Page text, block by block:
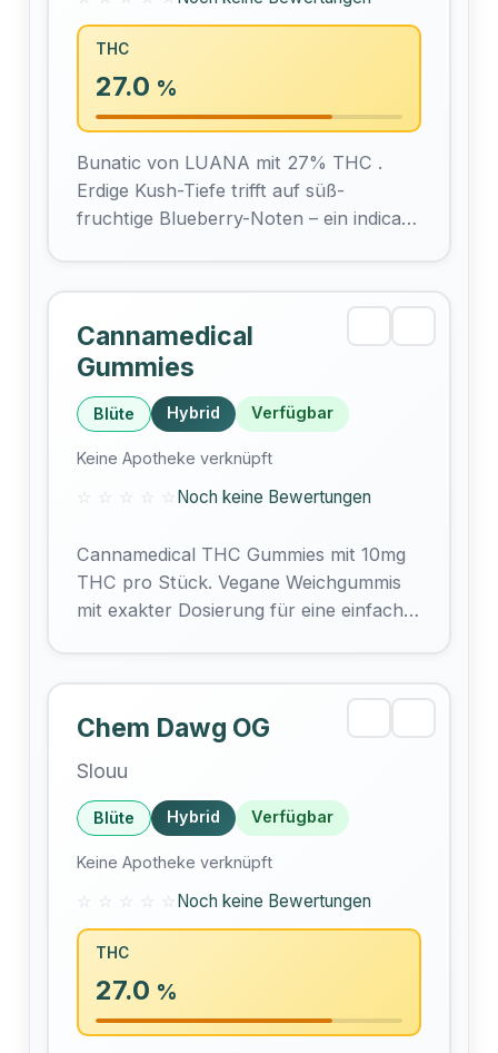
THC
27.0 %
Bunatic von LUANA mit 27% THC .
Erdige Kush-Tiefe trifft auf süß-
fruchtige Blueberry-Noten – ein indica-
Cannamedical
Gummies
Blüte Hybrid Verfügbar
Keine Apotheke verknüpft
☆ ☆ ☆ ☆ ☆Noch keine Bewertungen
Cannamedical THC Gummies mit 10mg
THC pro Stück. Vegane Weichgummis
mit exakter Dosierung für eine einfache,
Chem Dawg OG
Slouu
Blüte Hybrid Verfügbar
Keine Apotheke verknüpft
☆ ☆ ☆ ☆ ☆Noch keine Bewertungen
THC
27.0 %